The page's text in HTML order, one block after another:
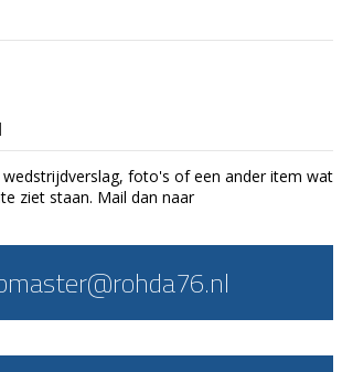
foto's of een ander item wat
ziet staan. Mail dan naar